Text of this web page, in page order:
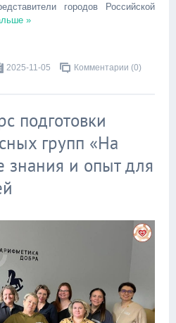
городов Российской
»
2025-11-05 Комментарии (0)
подготовки
групп «На
знания и опыт для